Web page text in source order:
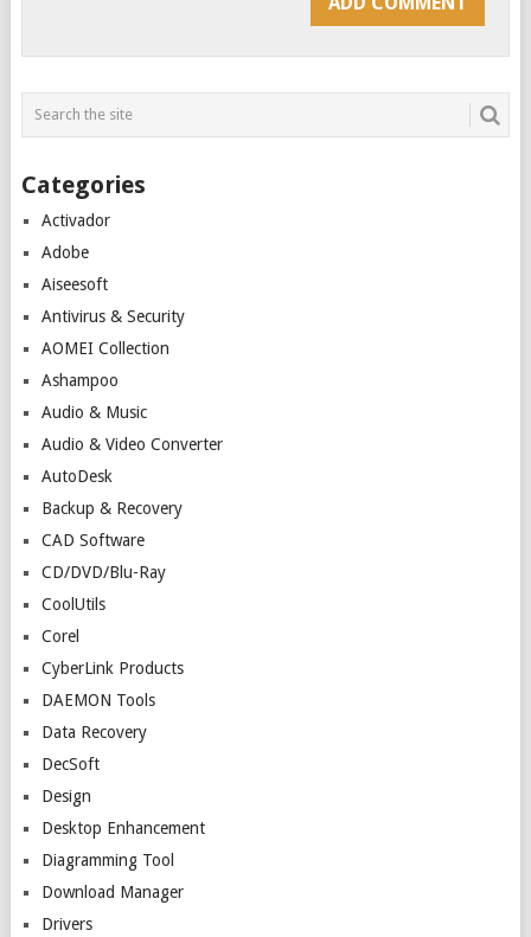
Categories
Activador
Adobe
Aiseesoft
Antivirus & Security
AOMEI Collection
Ashampoo
Audio & Music
Audio & Video Converter
AutoDesk
Backup & Recovery
CAD Software
CD/DVD/Blu-Ray
CoolUtils
Corel
CyberLink Products
DAEMON Tools
Data Recovery
DecSoft
Design
Desktop Enhancement
Diagramming Tool
Download Manager
Drivers